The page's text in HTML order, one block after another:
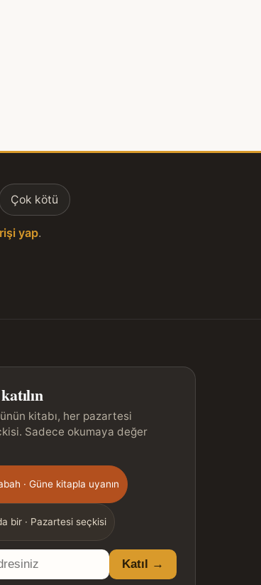
Çok kötü
yap.
kitabı, her pazartesi
Sadece okumaya değer
· Güne kitapla uyanın
bir · Pazartesi seçkisi
Katıl →